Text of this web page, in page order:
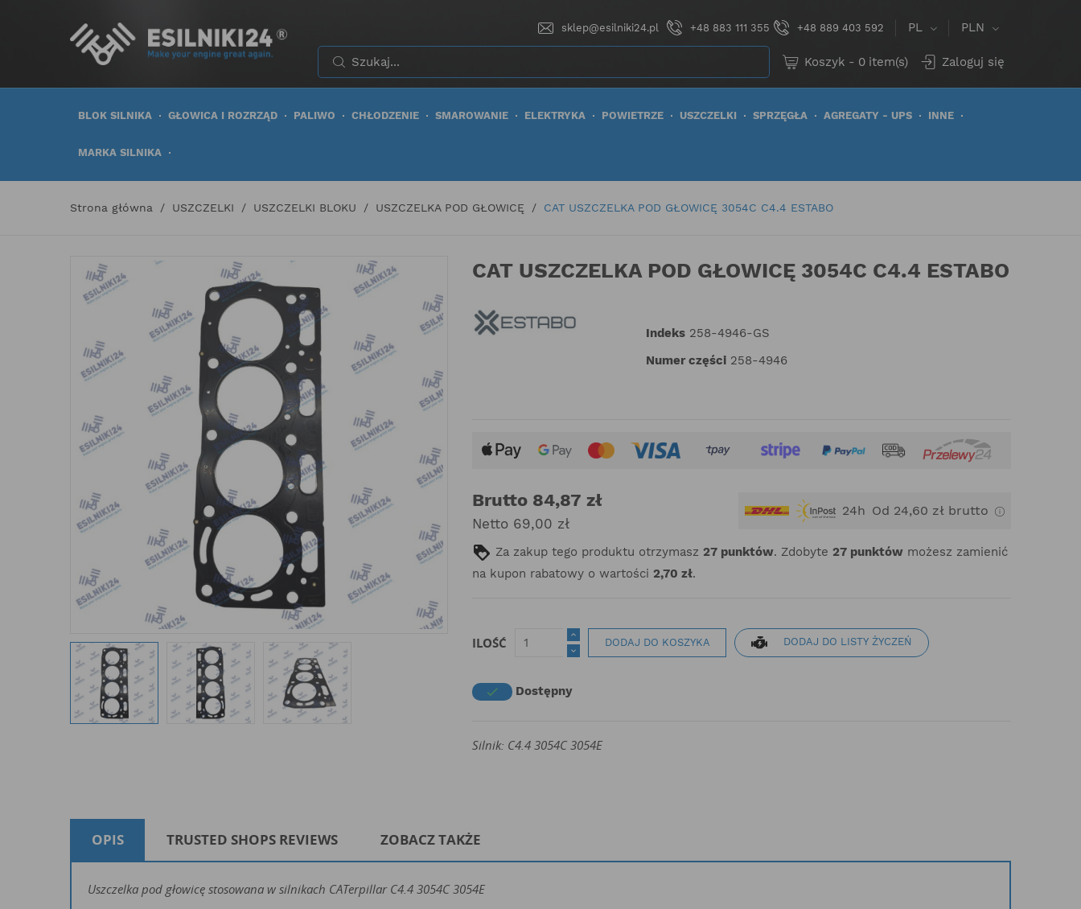
sklep@esilniki24.pl +48 883 111 355 +48 889 403 592 PL PLN
Koszyk - 0 item(s) Zaloguj się
BLOK SILNIKA GŁOWICA I ROZRZĄD PALIWO CHŁODZENIE SMAROWANIE ELEKTRYKA POWIETRZE USZCZELKI SPRZĘGŁA AGREGATY - UPS INNE
MARKA SILNIKA
Strona główna USZCZELKI USZCZELKI BLOKU USZCZELKA POD GŁOWICĘ CAT USZCZELKA POD GŁOWICĘ 3054C C4.4 ESTABO
CAT USZCZELKA POD GŁOWICĘ 3054C C4.4 ESTABO
Indeks 258-4946-GS
Numer części 258-4946
Brutto 84,87 zł
Netto 69,00 zł
24h Od 24,60 zł brutto
Za zakup tego produktu otrzymasz 27 punktów. Zdobyte 27 punktów możesz zamienić
na kupon rabatowy o wartości 2,70 zł.
ILOŚĆ DODAJ DO KOSZYKA DODAJ DO LISTY ŻYCZEŃ
 Dostępny
Silnik: C4.4 3054C 3054E
OPIS TRUSTED SHOPS REVIEWS ZOBACZ TAKŻE
Uszczelka pod głowicę stosowana w silnikach CATerpillar C4.4 3054C 3054E